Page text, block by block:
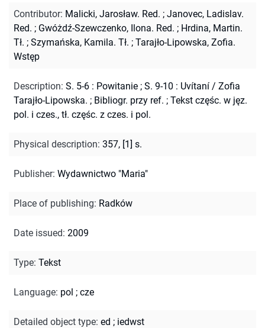
Contributor: Malicki, Jarosław. Red. ; Janovec, Ladislav.
Red. ; Gwóżdź-Szewczenko, Ilona. Red. ; Hrdina, Martin.
Tł. ; Szymańska, Kamila. Tł. ; Tarajło-Lipowska, Zofia.
Wstęp
Description: S. 5-6 : Powitanie ; S. 9-10 : Uvítaní / Zofia
Tarajło-Lipowska. ; Bibliogr. przy ref. ; Tekst częśc. w jęz.
pol. i czes., tł. częśc. z czes. i pol.
Physical description: 357, [1] s.
Publisher: Wydawnictwo "Maria"
Place of publishing: Radków
Date issued: 2009
Type: Tekst
Language: pol ; cze
Detailed object type: ed ; iedwst